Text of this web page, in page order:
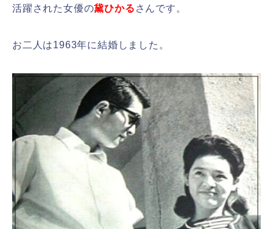
活躍された女優の黛ひかる さんです。
お二人は1963年に結婚しました。